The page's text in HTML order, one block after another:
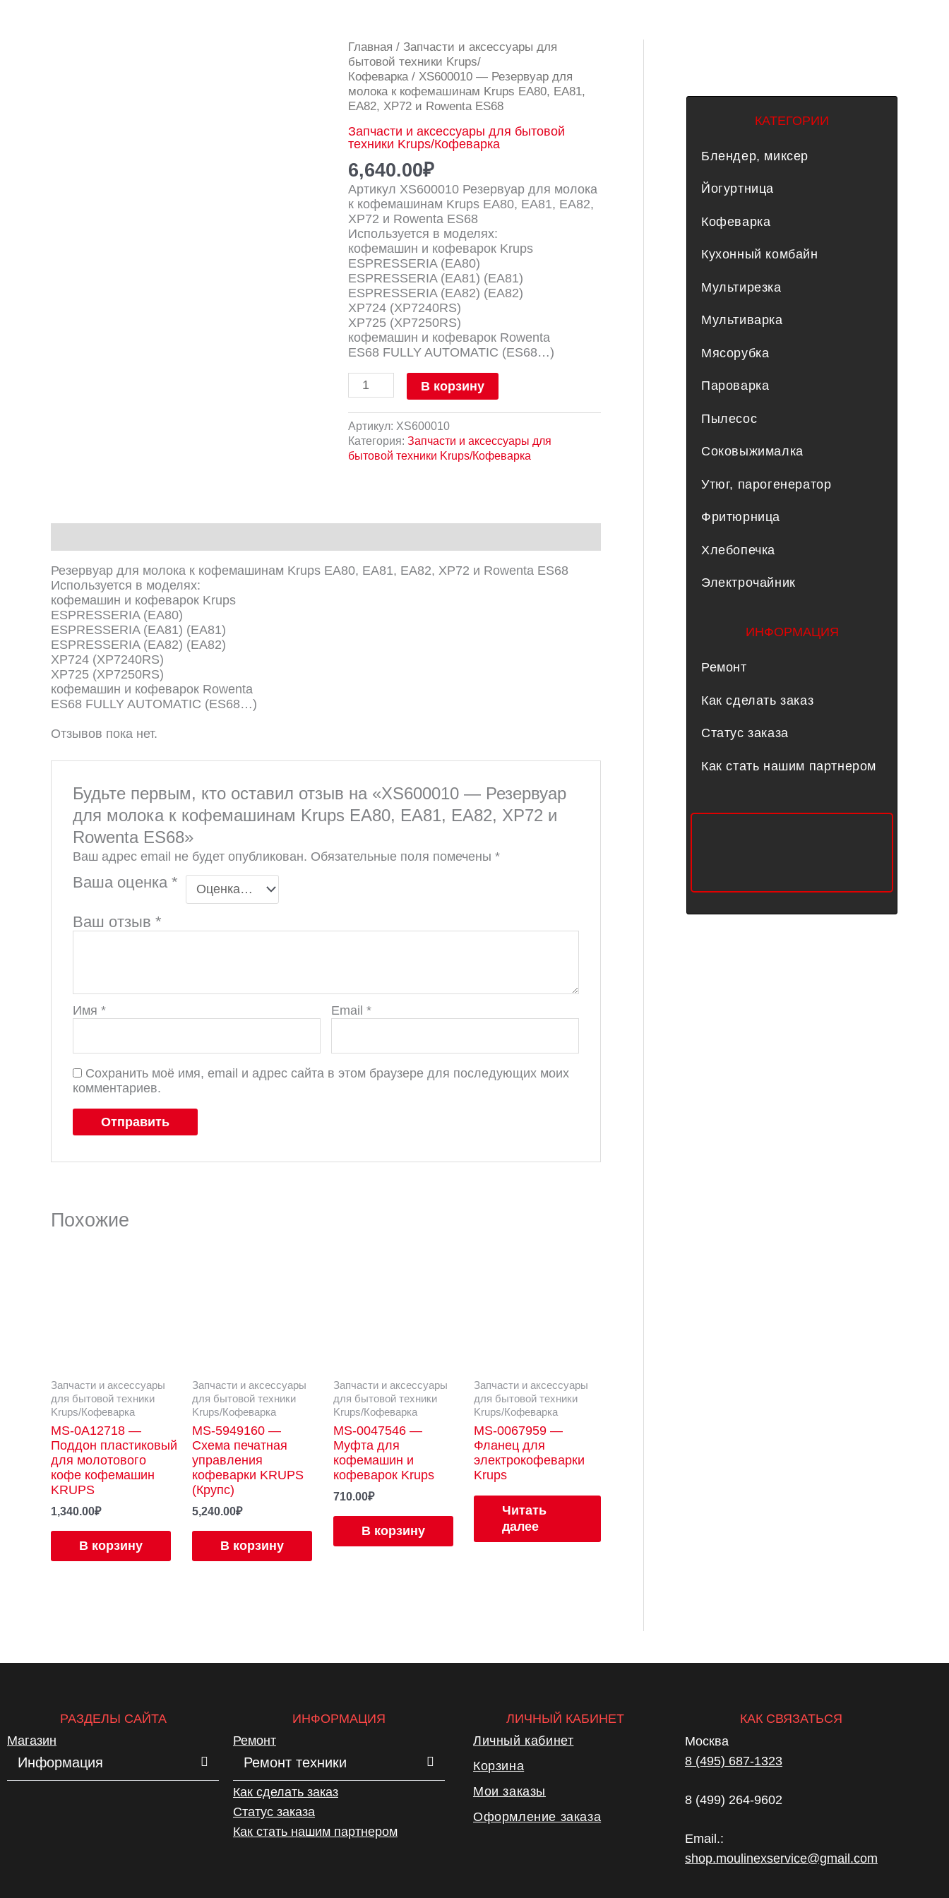
Главная / Запчасти и аксессуары для
бытовой техники Krups/
Кофеварка/ XS600010 — Резервуар для
молока к кофемашинам Krups EA80, EA81,
EA82, XP72 и Rowenta ES68
Запчасти и аксессуары для бытовой
техники Krups/Кофеварка
6,640.00₽
Артикул XS600010 Резервуар для молока
к кофемашинам Krups EA80, EA81, EA82,
XP72 и Rowenta ES68
Используется в моделях:
кофемашин и кофеварок Krups
ESPRESSERIA (EA80)
ESPRESSERIA (EA81) (EA81)
ESPRESSERIA (EA82) (EA82)
XP724 (XP7240RS)
XP725 (XP7250RS)
кофемашин и кофеварок Rowenta
ES68 FULLY AUTOMATIC (ES68…)
Количество
товара
XS600010
-
Резервуар
молока
к
кофемашинам
Krups
EA80,
EA81,
EA82,
XP72
и
Rowenta
ES68
В корзину
Артикул: XS600010
Категория: Запчасти и аксессуары для
бытовой техники Krups/Кофеварка
Резервуар для молока к кофемашинам Krups EA80, EA81, EA82, XP72 и Rowenta ES68
Используется в моделях:
кофемашин и кофеварок Krups
ESPRESSERIA (EA80)
ESPRESSERIA (EA81) (EA81)
ESPRESSERIA (EA82) (EA82)
XP724 (XP7240RS)
XP725 (XP7250RS)
кофемашин и кофеварок Rowenta
ES68 FULLY AUTOMATIC (ES68…)
Отзывов пока нет.
Будьте первым, кто оставил отзыв на «XS600010 — Резервуар
для молока к кофемашинам Krups EA80, EA81, EA82, XP72 и
Rowenta ES68»
Ваш адрес email не будет опубликован. Обязательные поля помечены*
Ваша оценка*
Ваш отзыв*
Имя* Email *
Сохранить моё имя, email и адрес сайта в этом браузере для последующих моих
комментариев.
Похожие
Запчасти и аксессуары
для бытовой техники
Krups/Кофеварка
MS-0A12718 —
Поддон пластиковый
для молотового
кофе кофемашин
KRUPS
1,340.00₽
В корзину
Запчасти и аксессуары
для бытовой техники
Krups/Кофеварка
MS-5949160 —
Схема печатная
управления
кофеварки KRUPS
(Крупс)
5,240.00₽
В корзину
Запчасти и аксессуары
для бытовой техники
Krups/Кофеварка
MS-0047546 —
Муфта для
кофемашин и
кофеварок Krups
710.00₽
В корзину
Запчасти и аксессуары
для бытовой техники
Krups/Кофеварка
MS-0067959 —
Фланец для
электрокофеварки
Krups
Читать
далее
КАТЕГОРИИ
Блендер, миксер
Йогуртница
Кофеварка
Кухонный комбайн
Мультирезка
Мультиварка
Мясорубка
Пароварка
Пылесос
Соковыжималка
Утюг, парогенератор
Фритюрница
Хлебопечка
Электрочайник
ИНФОРМАЦИЯ
Ремонт
Как сделать заказ
Статус заказа
Как стать нашим партнером
РАЗДЕЛЫ САЙТА
Магазин
Информация
ИНФОРМАЦИЯ
Ремонт
Ремонт техники
Как сделать заказ
Статус заказа
Как стать нашим партнером
ЛИЧНЫЙ КАБИНЕТ
Личный кабинет
Корзина
Мои заказы
Оформление заказа
КАК СВЯЗАТЬСЯ
Москва
8 (495) 687-1323
8 (499) 264-9602
Email.:
shop.moulinexservice@gmail.com